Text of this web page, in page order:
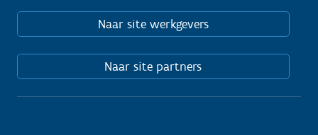
Naar site werkgevers
Naar site partners